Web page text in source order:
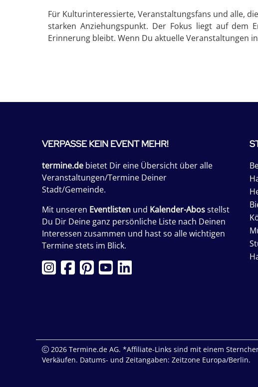
Für Kulturinteressierte, Veranstaltungsfans und alle,
starken Anziehungspunkt. Der Fokus liegt auf
Erinnerung bleibt. Wenn Du aktuelle Veranstaltungen
VERPASSE KEIN EVENT MEHR!
termine.de bietet Dir eine Übersicht über alle
Veranstaltungen/Termine Deiner
Stadt/Gemeinde.
Mit unseren Eventlisten und Kalender-Abosstellst
Du Dir Deine ganz persönliche Liste nach Deinen
Interessen zusammen und hast so alle wichtigen
Termine stets im Blick.
2026 Termine.de AG. *Affiliate-Links sind mit einem
Verkäufen. Datums- und Zeitangaben: Zeitzone Europa/Berlin.